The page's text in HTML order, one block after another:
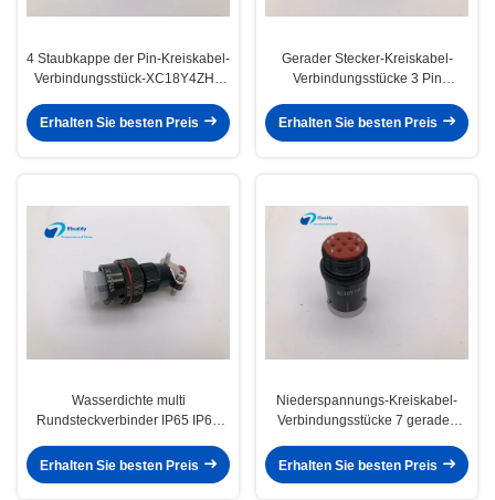
4 Staubkappe der Pin-Kreiskabel-
Verbindungsstück-XC18Y4ZHP
Erhalten Sie besten Preis
Gerader Stecker-Kreiskabel-
Verbindungsstücke 3 Pin
Garantie
Erhalten Sie besten Preis
Wasserdichte multi
Rundsteckverbinder IP65 IP68
Abdeckung
Erhalten Sie besten Preis
Niederspannungs-Kreiskabel-
Verbindungsstücke 7 gerades
XC18Y7ZH
Erhalten Sie besten Preis